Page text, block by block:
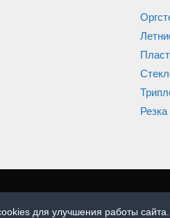
Резка
для улучшения работы